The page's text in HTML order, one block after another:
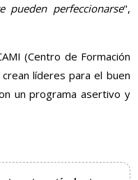
pueden perfeccionarse",
(Centro de Formación
líderes para el buen
un programa asertivo y